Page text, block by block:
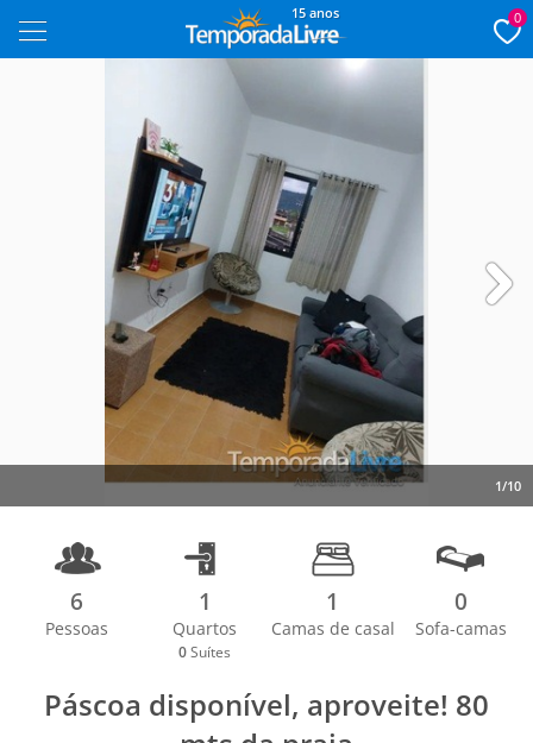
15 anos 0
1/10
6
Pessoas
1
Quartos
0 Suítes
1
Camas de casal
0
Sofa-camas
Páscoa disponível, aproveite! 80